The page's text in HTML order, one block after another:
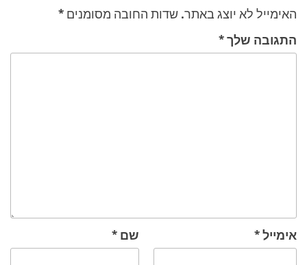
האימייל לא יוצג באתר. שדות החובה מסומנים *
התגובה שלך*
שם * אימייל*